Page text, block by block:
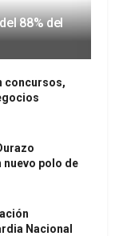
88% del
concursos,
nuevo polo de
Nacional